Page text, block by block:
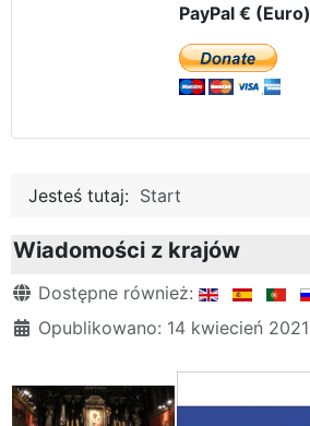
PayPal € (Euro)
Jesteś tutaj: Start
Wiadomości z krajów
Szczegóły
Dostępne również:
Opublikowano: 14 kwiecień 2021